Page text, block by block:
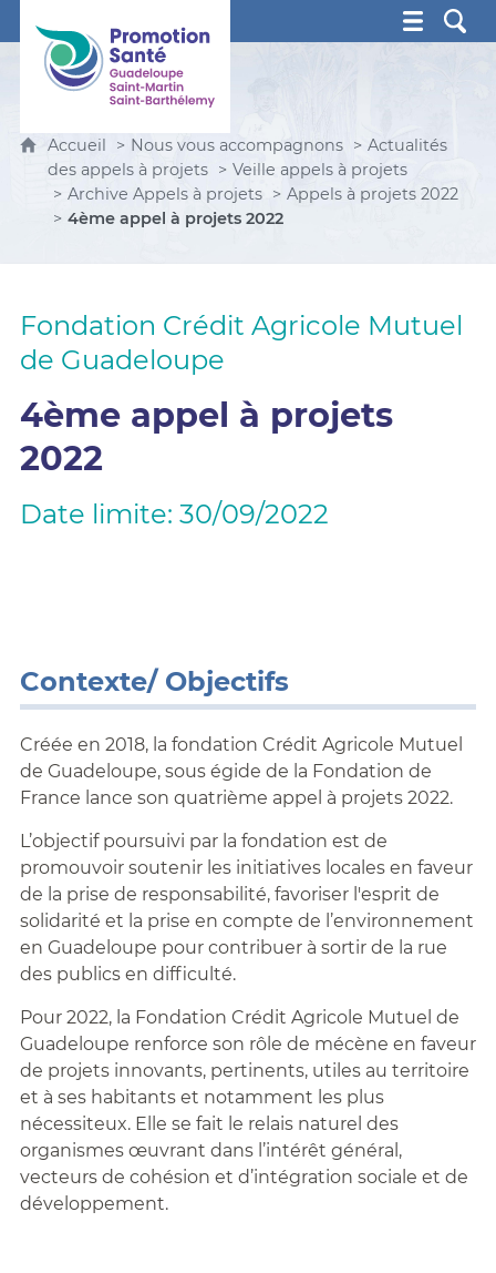
Promotion Santé Guadeloupe, Saint-Martin, Saint
Accueil Nous vous accompagnons
Actualités
des appels à projets
Veille appels à projets
Archive Appels à projets
Appels à projets 2022
4ème appel à projets 2022
Fondation Crédit Agricole Mutuel
de Guadeloupe
4ème appel à projets
2022
Date limite: 30/09/2022
Contexte/ Objectifs
Créée en 2018, la fondation Crédit Agricole Mutuel
de Guadeloupe, sous égide de la Fondation de
France lance son quatrième appel à projets 2022.
L’objectif poursuivi par la fondation est de
promouvoir soutenir les initiatives locales en faveur
de la prise de responsabilité, favoriser l'esprit de
solidarité et la prise en compte de l’environnement
en Guadeloupe pour contribuer à sortir de la rue
des publics en difficulté.
Pour 2022, la Fondation Crédit Agricole Mutuel de
Guadeloupe renforce son rôle de mécène en faveur
de projets innovants, pertinents, utiles au territoire
et à ses habitants et notamment les plus
nécessiteux. Elle se fait le relais naturel des
organismes œuvrant dans l’intérêt général,
vecteurs de cohésion et d’intégration sociale et de
développement.